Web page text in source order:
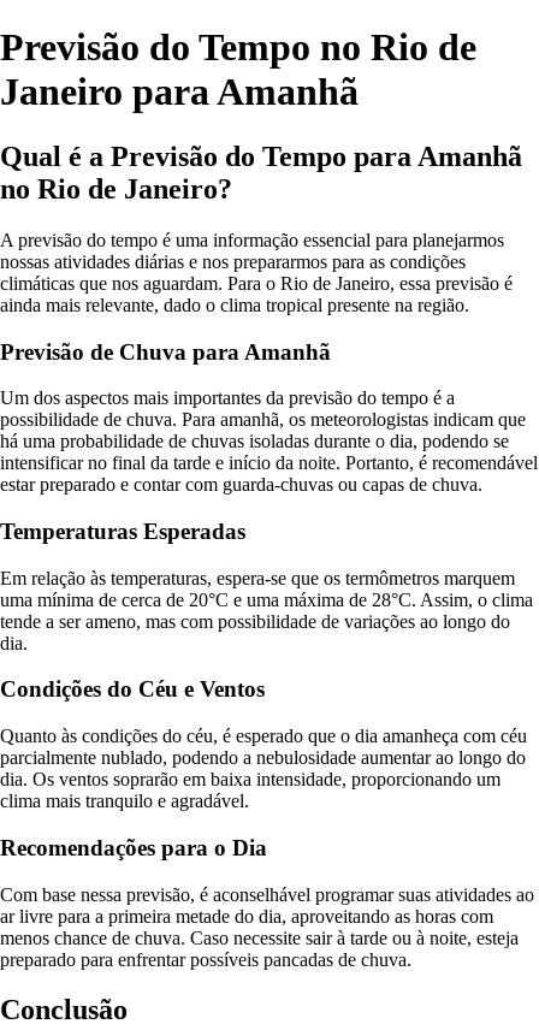
Previsão do Tempo no Rio de
Janeiro para Amanhã
Qual é a Previsão do Tempo para Amanhã
no Rio de Janeiro?
A previsão do tempo é uma informação essencial para planejarmos
nossas atividades diárias e nos prepararmos para as condições
climáticas que nos aguardam. Para o Rio de Janeiro, essa previsão é
ainda mais relevante, dado o clima tropical presente na região.
Previsão de Chuva para Amanhã
Um dos aspectos mais importantes da previsão do tempo é a
possibilidade de chuva. Para amanhã, os meteorologistas indicam que
há uma probabilidade de chuvas isoladas durante o dia, podendo se
intensificar no final da tarde e início da noite. Portanto, é recomendável
estar preparado e contar com guarda-chuvas ou capas de chuva.
Temperaturas Esperadas
Em relação às temperaturas, espera-se que os termômetros marquem
uma mínima de cerca de 20°C e uma máxima de 28°C. Assim, o clima
tende a ser ameno, mas com possibilidade de variações ao longo do
dia.
Condições do Céu e Ventos
Quanto às condições do céu, é esperado que o dia amanheça com céu
parcialmente nublado, podendo a nebulosidade aumentar ao longo do
dia. Os ventos soprarão em baixa intensidade, proporcionando um
clima mais tranquilo e agradável.
Recomendações para o Dia
Com base nessa previsão, é aconselhável programar suas atividades ao
ar livre para a primeira metade do dia, aproveitando as horas com
menos chance de chuva. Caso necessite sair à tarde ou à noite, esteja
preparado para enfrentar possíveis pancadas de chuva.
Conclusão